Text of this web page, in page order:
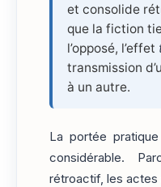
et consolide
que la fiction
l’opposé, l’effet
transmission
à un autre.
La portée
considérable.
rétroactif, les actes